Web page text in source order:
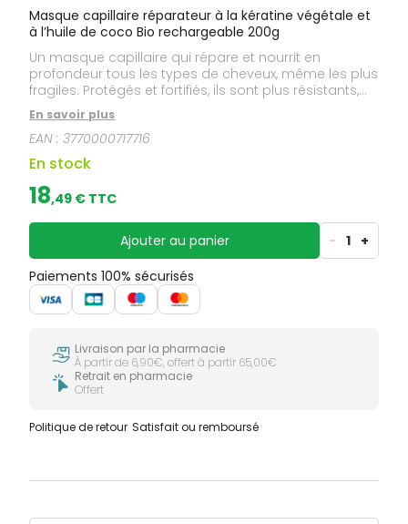
Masque capillaire réparateur à la kératine végétale et
à l’huile de coco Bio rechargeable 200g
Un masque capillaire qui répare et nourrit en
profondeur tous les types de cheveux, même les plus
fragiles. Protégés et fortifiés, ils sont plus résistants,
doux et soyeux ! Texture crémeuse et onctueuse.
Odeur de coco. Tous types de cheveux. Convient
également aux femmes enceintes et aux enfants à
partir de 3 ans. 99 % d'origine naturelle.
Biodégradable. Formule SANS SILICONES, SANS
SULFATES. Vegan.
En savoir plus
EAN :3770000717716
En stock
18,49 € TTC
Ajouter au panier - 1 +
Paiements 100% sécurisés
Livraison par la pharmacie
À partir de 6,90€, offert à partir 65,00€
Retrait en pharmacie
Offert
Politique de retour Satisfait ou remboursé